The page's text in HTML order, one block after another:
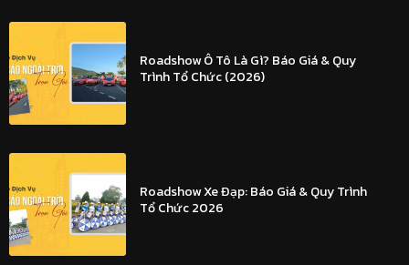
Roadshow Ô Tô Là Gì? Báo Giá & Quy
Trình Tổ Chức (2026)
Roadshow Xe Đạp: Báo Giá & Quy Trình
Tổ Chức 2026